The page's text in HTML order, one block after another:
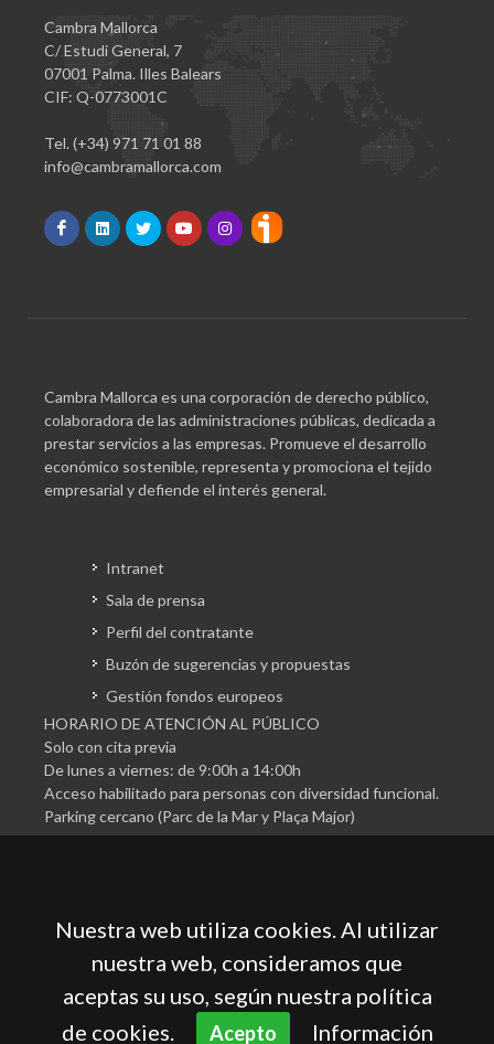
Cambra Mallorca
C/ Estudi General, 7
07001 Palma. Illes Balears
CIF: Q-0773001C
Tel. (+34) 971 71 01 88
info@cambramallorca.com
Cambra Mallorca es una corporación de derecho público,
colaboradora de las administraciones públicas, dedicada a
prestar servicios a las empresas. Promueve el desarrollo
económico sostenible, representa y promociona el tejido
empresarial y defiende el interés general.
Intranet
Sala de prensa
Perfil del contratante
Buzón de sugerencias y propuestas
Gestión fondos europeos
HORARIO DE ATENCIÓN AL PÚBLICO
Solo con cita previa
De lunes a viernes: de 9:00h a 14:00h
Acceso habilitado para personas con diversidad funcional.
Parking cercano (Parc de la Mar y Plaça Major)
Cámara Oficial de Comercio, Industria, Servicios y
Navegación de Mallorca
Nuestra web utiliza cookies. Al utilizar
nuestra web, consideramos que
aceptas su uso, según nuestra política
de cookies.
Acepto Información